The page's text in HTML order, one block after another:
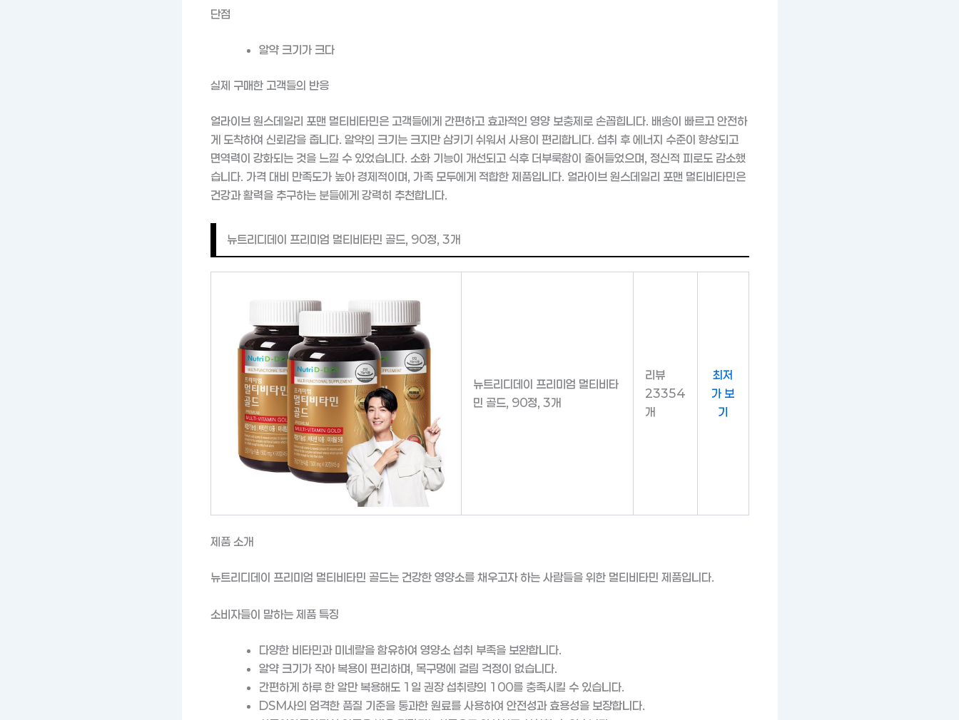
단점
알약 크기가 크다
실제 구매한 고객들의 반응
얼라이브 원스데일리 포맨 멀티비타민은 고객들에게 간편하고 효과적인 영양 보충제로 손꼽힙니다. 배송이 빠르고 안전하
게 도착하여 신뢰감을 줍니다. 알약의 크기는 크지만 삼키기 쉬워서 사용이 편리합니다. 섭취 후 에너지 수준이 향상되고
면역력이 강화되는 것을 느낄 수 있었습니다. 소화 기능이 개선되고 식후 더부룩함이 줄어들었으며, 정신적 피로도 감소했
습니다. 가격 대비 만족도가 높아 경제적이며, 가족 모두에게 적합한 제품입니다. 얼라이브 원스데일리 포맨 멀티비타민은
건강과 활력을 추구하는 분들에게 강력히 추천합니다.
뉴트리디데이 프리미엄 멀티비타민 골드, 90정, 3개
뉴트리디데이 프리미엄 멀티비타
민 골드, 90정, 3개
리뷰
23354
개
최저
가 보
기
제품 소개
뉴트리디데이 프리미엄 멀티비타민 골드는 건강한 영양소를 채우고자 하는 사람들을 위한 멀티비타민 제품입니다.
소비자들이 말하는 제품 특징
다양한 비타민과 미네랄을 함유하여 영양소 섭취 부족을 보완합니다.
알약 크기가 작아 복용이 편리하며, 목구멍에 걸림 걱정이 없습니다.
간편하게 하루 한 알만 복용해도 1일 권장 섭취량의 100를 충족시킬 수 있습니다.
DSM사의 엄격한 품질 기준을 통과한 원료를 사용하여 안전성과 효용성을 보장합니다.